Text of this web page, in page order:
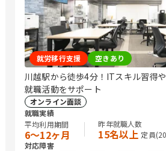
就労移行支援 空きあり
川越駅から徒歩4分！ITスキル習得
就職活動をサポート
オンライン面談
就職実績
平均利用期間
6〜12ヶ月
昨年就職人数
15名以上 定員(
対応障害